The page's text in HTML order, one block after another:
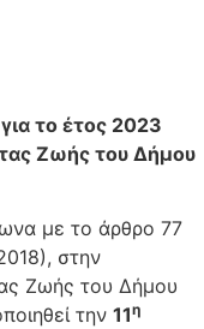
για το έτος 2023
Ζωής του Δήμου
το άρθρο 77
στην
Ζωής του Δήμου
την 11η